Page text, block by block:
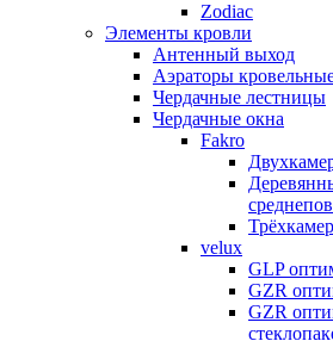
Zodiac
Элементы кровли
Антенный выход
Аэраторы
Чердачные лестницы
Чердачные окна
Fakro
velux
GLP
GZR
GZR